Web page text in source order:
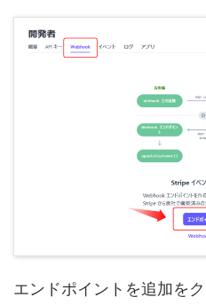
エンドポイントを追加をク